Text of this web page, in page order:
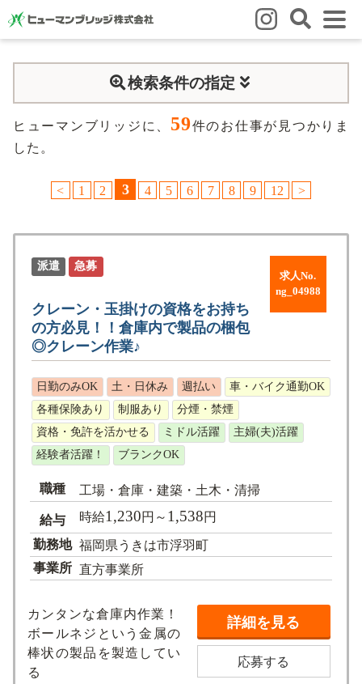
はじめての方
3つの強み いろいろな働き方
就業までの流れ HBのイイネ！
人材育成 福利厚生 お悩み相談窓口 eラーニング
会社概要
ブログ
検索条件の指定
ヒューマンブリッジに、 59件のお仕事が見つかりま
した。
< 1 2 3 4 5 6 7 8 9 12 >
求人No.
ng_04988
派遣 急募
クレーン・玉掛けの資格をお持ち
の方必見！！倉庫内で製品の梱包
◎クレーン作業♪
日勤のみOK 土・日休み 週払い
車・バイク通勤OK
各種保険あり
制服あり
分煙・禁煙
資格・免許を活かせる
ミドル活躍
主婦(夫)活躍
経験者活躍！
ブランクOK
職種 工場・倉庫・建築・土木・清掃
給与 時給1,230円～ 1,538円
勤務地 福岡県うきは市浮羽町
事業所 直方事業所
カンタンな倉庫内作業！
ボールネジという金属の
棒状の製品を製造してい
る
詳細を見る
応募する